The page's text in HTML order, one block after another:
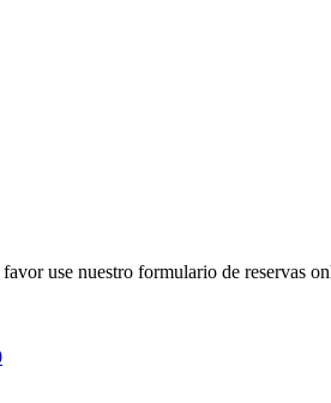
use nuestro formulario de reservas